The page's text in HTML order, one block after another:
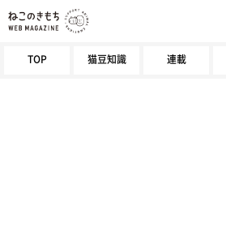
TOP 猫豆知識 連載